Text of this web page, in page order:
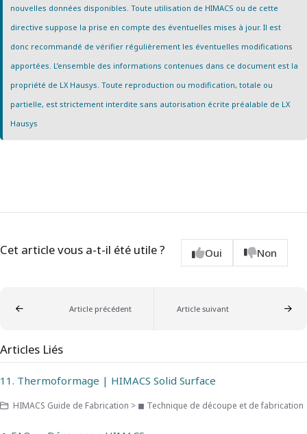
nouvelles données disponibles. Toute utilisation de HIMACS ou de cette
directive suppose la prise en compte des éventuelles mises à jour. Il est
donc recommandé de vérifier régulièrement les éventuelles modifications
apportées. L’ensemble des informations contenues dans ce document est la
propriété de LX Hausys. Toute reproduction ou modification, totale ou
partielle, est strictement interdite sans autorisation écrite préalable de LX
Hausys
Cet article vous a-t-il été utile ? Oui Non
Article précédent Article suivant
Articles Liés
11. Thermoformage | HIMACS Solid Surface
HIMACS Guide de Fabrication > ◼ Technique de découpe et de fabrication